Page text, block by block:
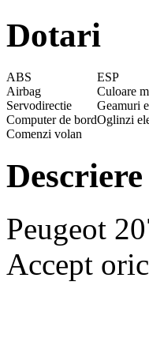
Dotari
ABS ESP
Airbag
Culoare
Servodirectie
Geamuri
Computer de bordOglinzi
Comenzi volan
Descriere
Peugeot
Accept